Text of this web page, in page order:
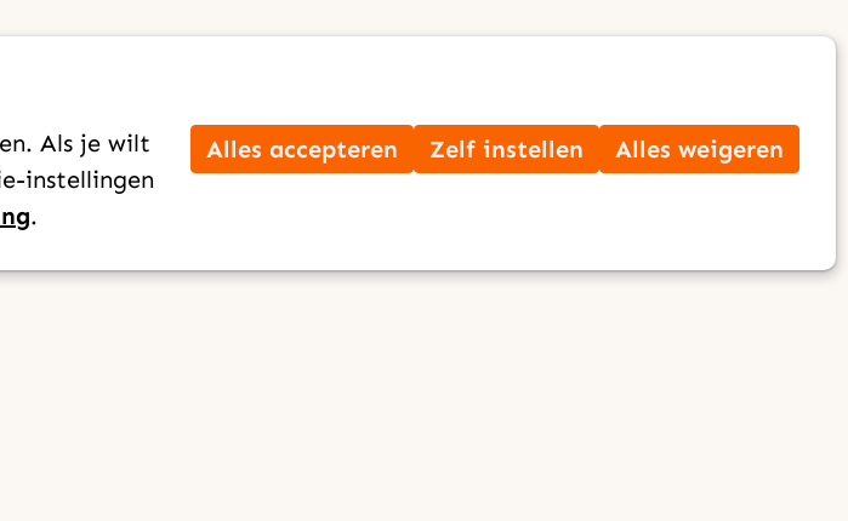
Als je wilt
instellingen
.
Alles accepteren Zelf instellen Alles weigeren